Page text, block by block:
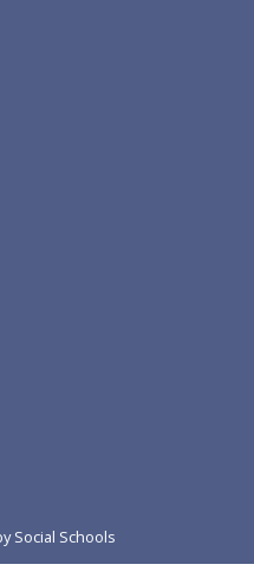
Social Schools